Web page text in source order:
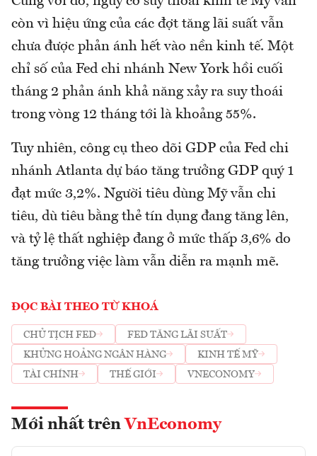
còn vì hiệu ứng của các đợt tăng lãi suất vẫn
chưa được phản ánh hết vào nền kinh tế. Một
chỉ số của Fed chi nhánh New York hồi cuối
tháng 2 phản ánh khả năng xảy ra suy thoái
trong vòng 12 tháng tới là khoảng 55%.
Tuy nhiên, công cụ theo dõi GDP của Fed chi
nhánh Atlanta dự báo tăng trưởng GDP quý 1
đạt mức 3,2%. Người tiêu dùng Mỹ vẫn chi
tiêu, dù tiêu bằng thẻ tín dụng đang tăng lên,
và tỷ lệ thất nghiệp đang ở mức thấp 3,6% do
tăng trưởng việc làm vẫn diễn ra mạnh mẽ.
ĐỌC BÀI THEO TỪ KHOÁ
CHỦ TỊCH FED
FED TĂNG LÃI SUẤT
KHỦNG HOẢNG NGÂN HÀNG
KINH TẾ MỸ
TÀI CHÍNH
THẾ GIỚI VNECONOMY
Mới nhất trên VnEconomy